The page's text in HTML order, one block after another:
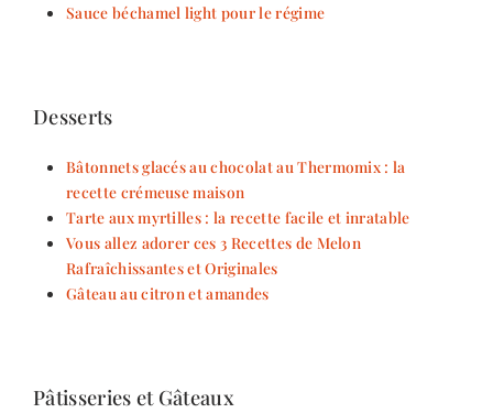
Sauce béchamel light pour le régime
Desserts
Bâtonnets glacés au chocolat au Thermomix : la
recette crémeuse maison
Tarte aux myrtilles : la recette facile et inratable
Vous allez adorer ces 3 Recettes de Melon
Rafraîchissantes et Originales
Gâteau au citron et amandes
Pâtisseries et Gâteaux